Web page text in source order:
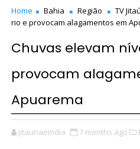
Home Bahia Região TV
rio e provocam alagamentos em
Chuvas elevam
provocam
Apuarema
jitaunaemdia 7 months ago